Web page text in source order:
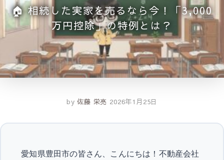
🏠 相続した実家を売るなら今！「3,000
万円控除」の特例とは？
by 佐藤 栄亮 2026年1月25日
愛知県豊田市の皆さん、こんにちは！不動産会社